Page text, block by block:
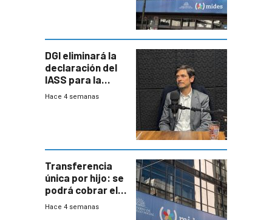
DGI eliminará la
declaración del
IASS para la
mayoría de los
Hace 4 semanas
Transferencia
única por hijo: se
podrá cobrar el
100% en efectivo
Hace 4 semanas